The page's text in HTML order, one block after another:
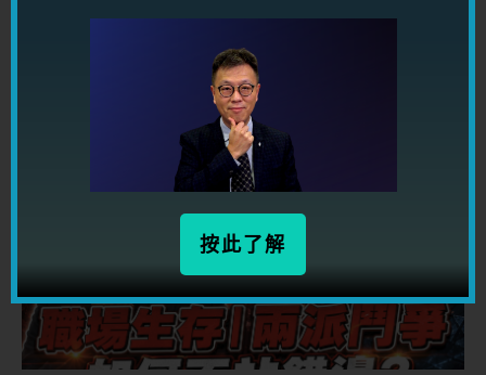
按此了解